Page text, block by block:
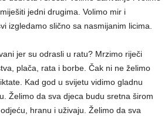
jedni drugima. Volimo mir i
izgledamo slično sa nasmijanim licima.
jer su odrasli u ratu? Mrzimo riječi
plača, rata i borbe. Čak ni ne želimo
Kad god u svijetu vidimo gladnu
Želimo da sva djeca budu sretna širom
hranu i uživaju. Želimo da sva